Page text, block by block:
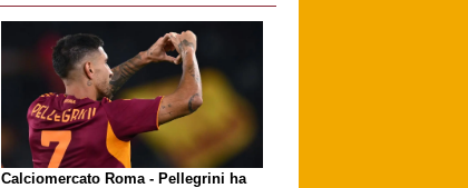
Calciomercato Roma - Pellegrini ha